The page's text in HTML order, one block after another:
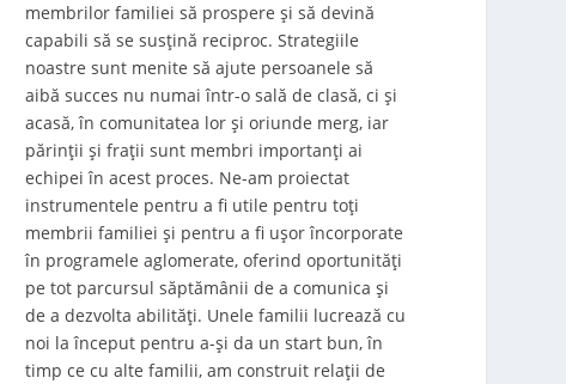
membrilor familiei să prospere și să devină
capabili să se susțină reciproc. Strategiile
noastre sunt menite să ajute persoanele să
aibă succes nu numai într-o sală de clasă, ci și
acasă, în comunitatea lor și oriunde merg, iar
părinții și frații sunt membri importanți ai
echipei în acest proces. Ne-am proiectat
instrumentele pentru a fi utile pentru toți
membrii familiei și pentru a fi ușor încorporate
în programele aglomerate, oferind oportunități
pe tot parcursul săptămânii de a comunica și
de a dezvolta abilități. Unele familii lucrează cu
noi la început pentru a-și da un start bun, în
timp ce cu alte familii, am construit relații de